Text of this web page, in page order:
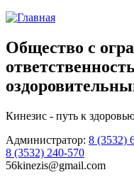
Общество с
Кинезис - путь к
Администратор: 8 (3532)
8 (3532) 240-570
56kinezis@gmail.com